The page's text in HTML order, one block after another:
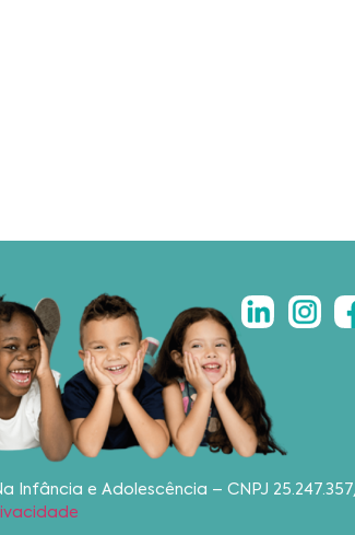
Infância e Adolescência – CNPJ